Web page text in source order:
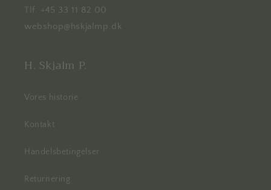
Tlf. +45 33 11 82 00
webshop@hskjalmp.dk
H. Skjalm P.
Vores historie
Kontakt
Handelsbetingelser
Returnering